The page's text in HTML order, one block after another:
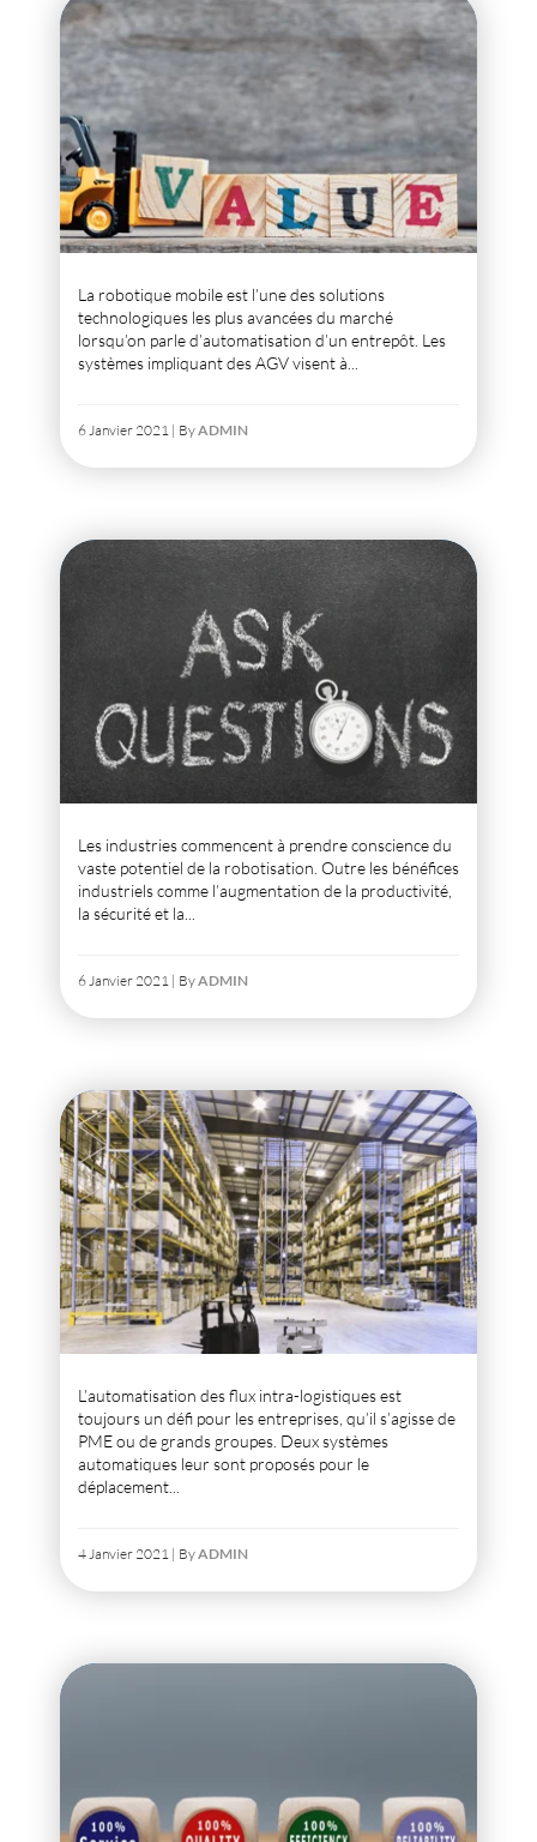
La robotique mobile est l’une des solutions
technologiques les plus avancées du marché
lorsqu’on parle d’automatisation d’un entrepôt. Les
systèmes impliquant des AGV visent à...
6 Janvier 2021 | ByADMIN
Les industries commencent à prendre conscience du
vaste potentiel de la robotisation. Outre les bénéfices
industriels comme l’augmentation de la productivité,
la sécurité et la...
6 Janvier 2021 | ByADMIN
L’automatisation des flux intra-logistiques est
toujours un défi pour les entreprises, qu’il s’agisse de
PME ou de grands groupes. Deux systèmes
automatiques leur sont proposés pour le
déplacement...
4 Janvier 2021 | ByADMIN